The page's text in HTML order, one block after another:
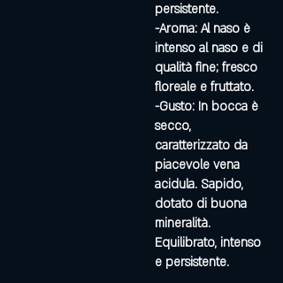
persistente.
-Aroma: Al naso è
intenso al naso e di
qualità fine; fresco
floreale e fruttato.
-Gusto: In bocca è
secco,
caratterizzato da
piacevole vena
acidula. Sapido,
dotato di buona
mineralità.
Equilibrato, intenso
e persistente.